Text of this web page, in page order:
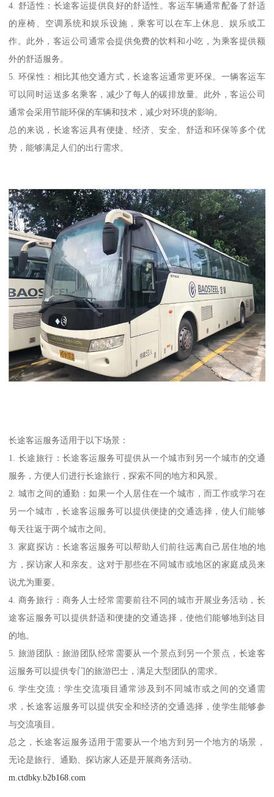
4. 舒适性：长途客运提供良好的舒适性。客运车辆通常配备了舒适
的座椅、空调系统和娱乐设施，乘客可以在车上休息、娱乐或工
作。此外，客运公司通常会提供免费的饮料和小吃，为乘客提供额
外的舒适服务。
5. 环保性：相比其他交通方式，长途客运通常更环保。一辆客运车
可以同时运送多名乘客，减少了每人的碳排放量。此外，客运公司
通常会采用节能环保的车辆和技术，减少对环境的影响。
总的来说，长途客运具有便捷、经济、安全、舒适和环保等多个优
势，能够满足人们的出行需求。
长途客运服务适用于以下场景：
1. 长途旅行：长途客运服务可提供从一个城市到另一个城市的交通
服务，方便人们进行长途旅行，探索不同的地方和风景。
2. 城市之间的通勤：如果一个人居住在一个城市，而工作或学习在
另一个城市，长途客运服务可以提供便捷的交通选择，使人们能够
每天往返于两个城市之间。
3. 家庭探访：长途客运服务可以帮助人们前往远离自己居住地的地
方，探访家人和亲友。这对于那些在不同城市或地区的家庭成员来
说尤为重要。
4. 商务旅行：商务人士经常需要前往不同的城市开展业务活动，长
途客运服务可以提供舒适和便捷的交通选择，使他们能够地到达目
的地。
5. 旅游团队：旅游团队经常需要从一个景点到另一个景点，长途客
运服务可以提供专门的旅游巴士，满足大型团队的需求。
6. 学生交流：学生交流项目通常涉及到不同城市或之间的交通需
求，长途客运服务可以提供安全和经济的交通选择，使学生能够参
与交流项目。
总之，长途客运服务适用于需要从一个地方到另一个地方的场景，
无论是旅行、通勤、探访家人还是开展商务活动。
m.ctdbky.b2b168.com